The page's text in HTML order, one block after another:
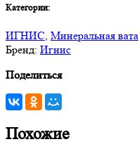
Категории:
ИГНИС, Минеральная вата
Бренд: Игнис
Поделиться
Похожие